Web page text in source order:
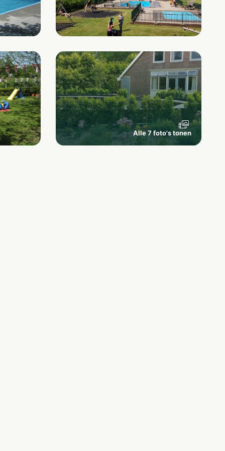
Alle 7 foto's tonen